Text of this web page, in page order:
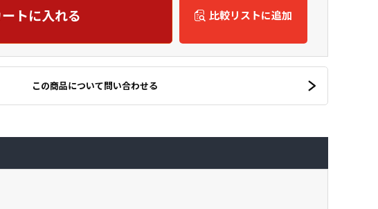
トに入れる 比較リストに追加
この商品について問い合わせる